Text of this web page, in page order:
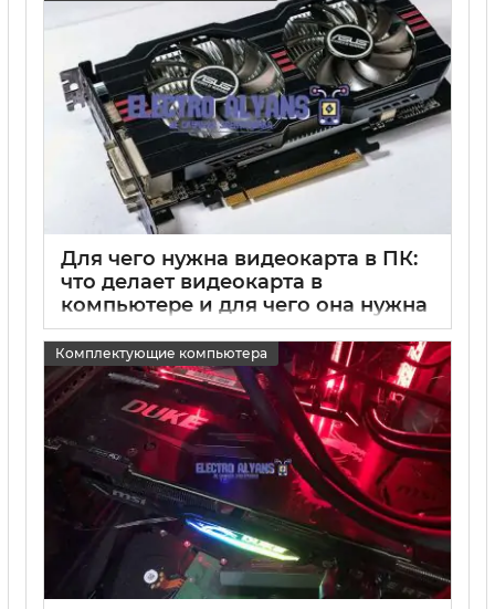
Для чего нужна видеокарта в ПК:
что делает видеокарта в
компьютере и для чего она нужна
Комплектующие компьютера